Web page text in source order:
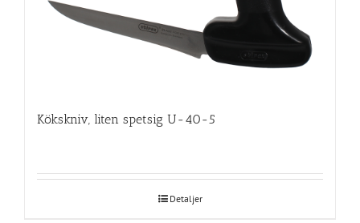
Kökskniv, liten spetsig U-40-5
Detaljer